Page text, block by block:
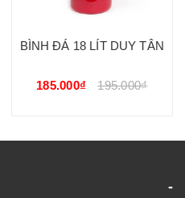
BÌNH ĐÁ 18 LÍT DUY TÂN
185.000₫ 195.000₫